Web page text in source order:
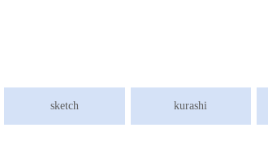
sketch kurashi